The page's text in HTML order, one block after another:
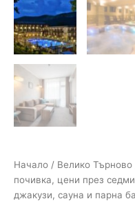
Начало / Велико Търново
почивка, цени през
джакузи, сауна и парна